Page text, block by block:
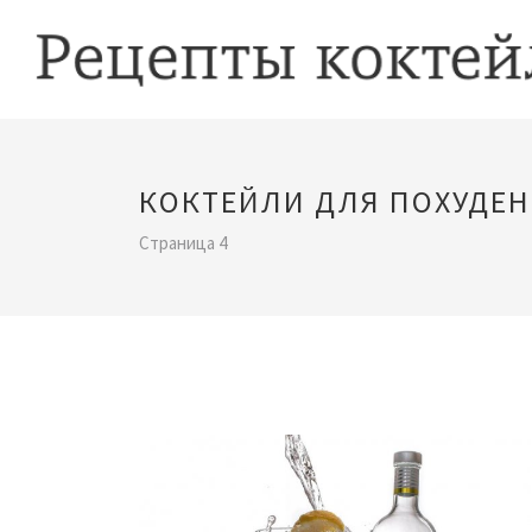
КОКТЕЙЛИ ДЛЯ
Страница 4